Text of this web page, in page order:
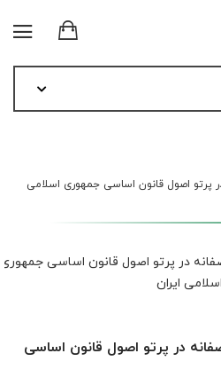
پرتو اصول قانون اساسی جمهوری اسلامی
در پرتو اصول قانون اساسی